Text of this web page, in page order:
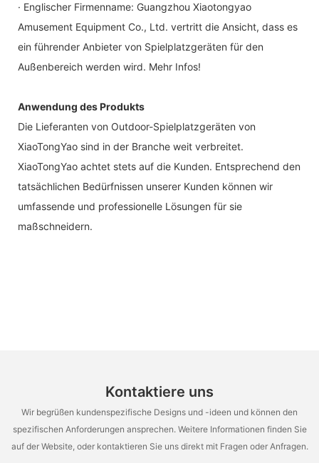
· Englischer Firmenname: Guangzhou Xiaotongyao
Amusement Equipment Co., Ltd. vertritt die Ansicht, dass es
ein führender Anbieter von Spielplatzgeräten für den
Außenbereich werden wird. Mehr Infos!
Anwendung des Produkts
Die Lieferanten von Outdoor-Spielplatzgeräten von
XiaoTongYao sind in der Branche weit verbreitet.
XiaoTongYao achtet stets auf die Kunden. Entsprechend den
tatsächlichen Bedürfnissen unserer Kunden können wir
umfassende und professionelle Lösungen für sie
maßschneidern.
Kontaktiere uns
Wir begrüßen kundenspezifische Designs und -ideen und können den
spezifischen Anforderungen ansprechen. Weitere Informationen finden Sie
auf der Website, oder kontaktieren Sie uns direkt mit Fragen oder Anfragen.